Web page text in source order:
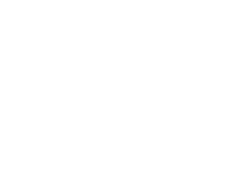
接连破获数起重
活琐事被迫继续同居。
叙述一场突如其来的意外，让「五秀园」的传奇厨神总舖师万里师(刘